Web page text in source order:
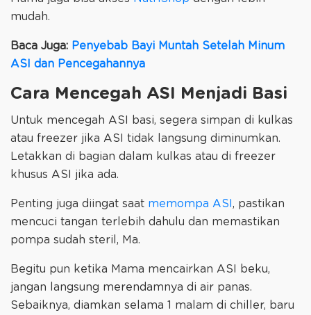
mudah.
Baca Juga: Penyebab Bayi Muntah Setelah Minum
ASI dan Pencegahannya
Cara Mencegah ASI Menjadi Basi
Untuk mencegah ASI basi, segera simpan di kulkas
atau freezer jika ASI tidak langsung diminumkan.
Letakkan di bagian dalam kulkas atau di freezer
khusus ASI jika ada.
Penting juga diingat saat memompa ASI , pastikan
mencuci tangan terlebih dahulu dan memastikan
pompa sudah steril, Ma.
Begitu pun ketika Mama mencairkan ASI beku,
jangan langsung merendamnya di air panas.
Sebaiknya, diamkan selama 1 malam di chiller, baru